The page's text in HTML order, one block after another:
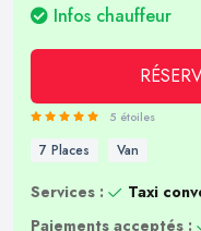
Infos chauffeur
5 étoiles
7 Places Van
Services :
Taxi
Paiements acceptés :